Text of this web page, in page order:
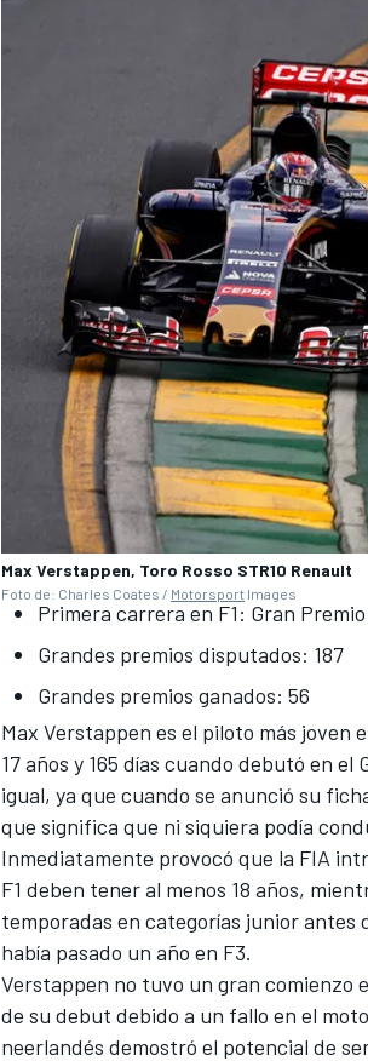
Max Verstappen, Toro Rosso STR10 Renault
Foto de: Charles Coates / Motorsport Images
Primera carrera en F1: Gran
Grandes premios disputados: 187
Grandes premios ganados: 56
Max Verstappen es el piloto más joven
17 años y 165 días cuando debutó en
igual, ya que cuando se anunció su
que significa que ni siquiera podía
Inmediatamente provocó que la FIA
F1 deben tener al menos 18 años,
temporadas en categorías junior antes
había pasado un año en F3.
Verstappen no tuvo un gran comienzo
de su debut debido a un fallo en el
neerlandés demostró el potencial de